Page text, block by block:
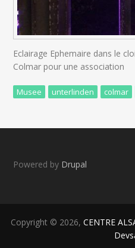
Eclairage Ephemaire dans le
Colmar pour une association
Musee unterlinden colmar
Powered by Drupal
Copyright © 2026, CENTRE